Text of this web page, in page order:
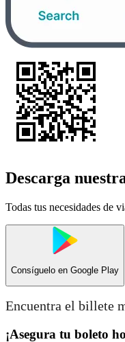
Descarga
Todas tus necesidades de
Consíguelo en Google Play
Encuentra el billete
¡Asegura tu boleto